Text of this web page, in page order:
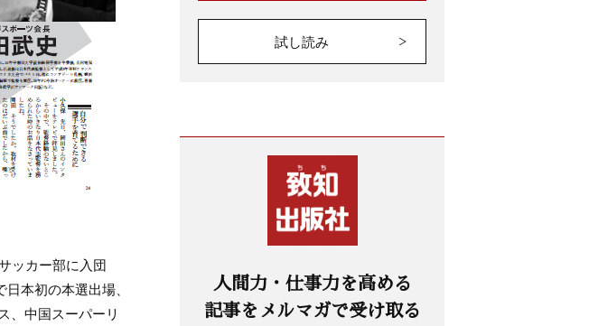
ッカー部に入団
本初の本選出場、
、中国スーパーリ
試し読み
人間力・仕事力を高める
記事をメルマガで受け取る